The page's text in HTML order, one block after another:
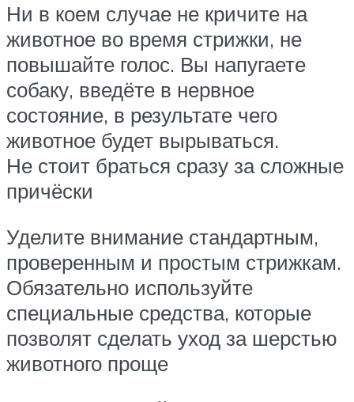
Ни в коем случае не кричите на
животное во время стрижки, не
повышайте голос. Вы напугаете
собаку, введёте в нервное
состояние, в результате чего
животное будет вырываться.
Не стоит браться сразу за сложные
причёски
Уделите внимание стандартным,
проверенным и простым стрижкам.
Обязательно используйте
специальные средства, которые
позволят сделать уход за шерстью
животного проще